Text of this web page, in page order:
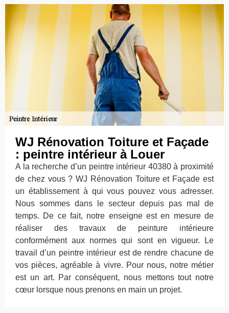
WJ Rénovation Toiture et Façade
: peintre intérieur à Louer
A la recherche d’un peintre intérieur 40380 à proximité
de chez vous ? WJ Rénovation Toiture et Façade est
un établissement à qui vous pouvez vous adresser.
Nous sommes dans le secteur depuis pas mal de
temps. De ce fait, notre enseigne est en mesure de
réaliser des travaux de peinture intérieure
conformément aux normes qui sont en vigueur. Le
travail d’un peintre intérieur est de rendre chacune de
vos pièces, agréable à vivre. Pour nous, notre métier
est un art. Par conséquent, nous mettons tout notre
cœur lorsque nous prenons en main un projet.